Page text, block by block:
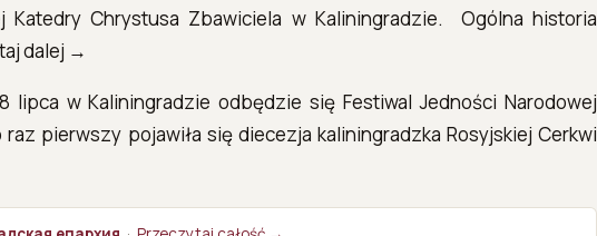
Katedry Chrystusa Zbawiciela w Kaliningradzie. Ogólna historia
dalej →
lipca w Kaliningradzie odbędzie się Festiwal Jedności Narodowej
raz pierwszy pojawiła się diecezja kaliningradzka Rosyjskiej Cerkwi